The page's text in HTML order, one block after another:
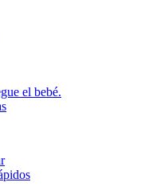
el bebé.